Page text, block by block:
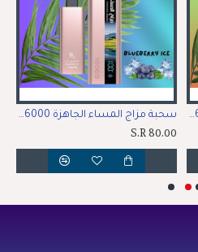
سحبة مزاج المساء الجاهزة 16000 بف تفاحتين سحبة مزاج المساء الجاهزة 16000 بف توت أزرق ايس
S.R 80.00